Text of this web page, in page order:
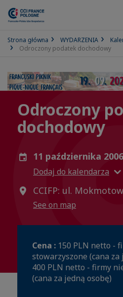
Strona główna WYDARZENIA
Odroczony podatek dochodowy
Odroczony
dochodowy
11 października
Dodaj do kalendarza
CCIFP: ul.
See on map
Cena : 150 PLN netto -
stowarzyszone (cana za
400 PLN netto - firmy
(cana za jedną osobę)